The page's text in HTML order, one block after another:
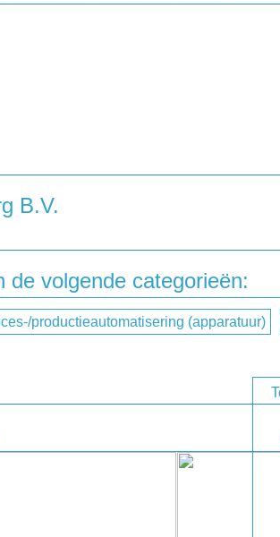
B.V.
de volgende categorieën:
productieautomatisering (apparatuur)